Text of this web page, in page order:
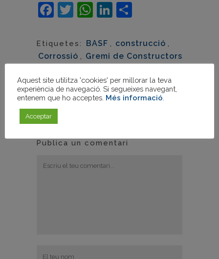
Facebook
Twitter
WhatsApp
LinkedIn
Etiquetes: BASF , construcció ,
Corrossió , Gremi de Constructors
Publica un comentari
Aquest site utilitza 'cookies' per millorar la teva
experiència de navegació. Si segueixes navegant,
entenem que ho acceptes. Més informació
Acceptar